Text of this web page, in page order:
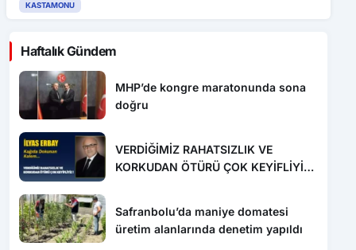
KASTAMONU
Haftalık Gündem
MHP’de kongre maratonunda sona
doğru
VERDİĞİMİZ RAHATSIZLIK VE
KORKUDAN ÖTÜRÜ ÇOK KEYİFLİYİZ
Safranbolu’da maniye domatesi
üretim alanlarında denetim yapıldı